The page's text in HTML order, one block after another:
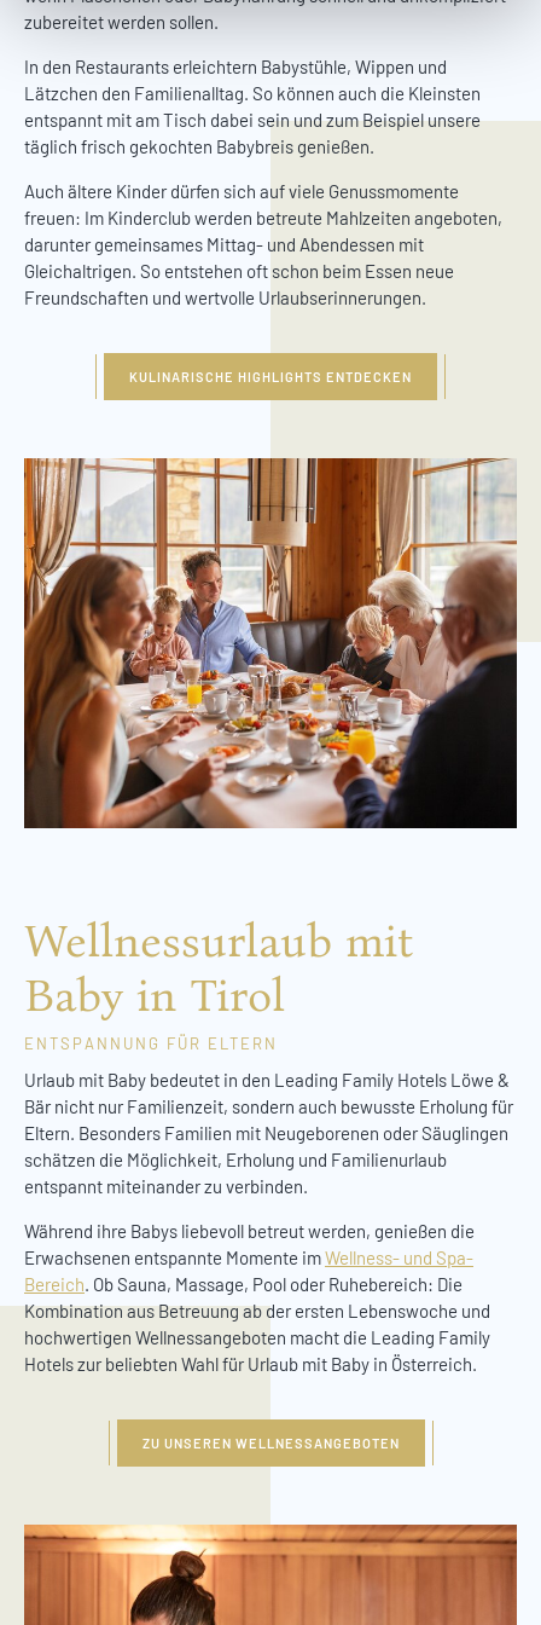
zubereitet werden sollen.
In den Restaurants erleichtern Babystühle, Wippen und
Lätzchen den Familienalltag. So können auch die Kleinsten
entspannt mit am Tisch dabei sein und zum Beispiel unsere
täglich frisch gekochten Babybreis genießen.
Auch ältere Kinder dürfen sich auf viele Genussmomente
freuen: Im Kinderclub werden betreute Mahlzeiten angeboten,
darunter gemeinsames Mittag- und Abendessen mit
Gleichaltrigen. So entstehen oft schon beim Essen neue
Freundschaften und wertvolle Urlaubserinnerungen.
KULINARISCHE HIGHLIGHTS ENTDECKEN
Wellnessurlaub mit
Baby in Tirol
ENTSPANNUNG FÜR ELTERN
Urlaub mit Baby bedeutet in den Leading Family Hotels Löwe &
Bär nicht nur Familienzeit, sondern auch bewusste Erholung für
Eltern. Besonders Familien mit Neugeborenen oder Säuglingen
schätzen die Möglichkeit, Erholung und Familienurlaub
entspannt miteinander zu verbinden.
Während ihre Babys liebevoll betreut werden, genießen die
Erwachsenen entspannte Momente imWellness- und Spa-
Bereich. Ob Sauna, Massage, Pool oder Ruhebereich: Die
Kombination aus Betreuung ab der ersten Lebenswoche und
hochwertigen Wellnessangeboten macht die Leading Family
Hotels zur beliebten Wahl für Urlaub mit Baby in Österreich.
ZU UNSEREN WELLNESSANGEBOTEN